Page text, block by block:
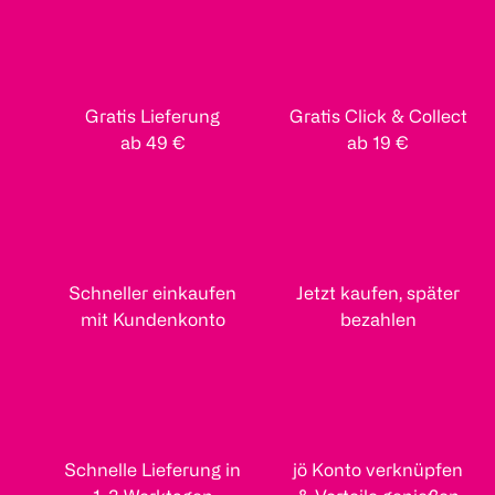
Gratis Lieferung
ab 49 €
Gratis Click & Collect
ab 19 €
Schneller einkaufen
mit Kundenkonto
Jetzt kaufen, später
bezahlen
Schnelle Lieferung in
jö Konto verknüpfen